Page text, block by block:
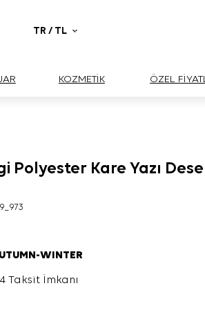
TR / TL
KOZMETİK ÖZEL
Polyester Kare Yazı
WINTER
Taksit İmkanı